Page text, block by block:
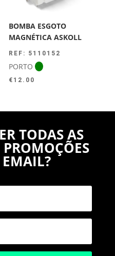
BOMBA ESGOTO
MAGNÉTICA ASKOLL
REF: 5110152
PORTO
€ 12.00
TODAS AS